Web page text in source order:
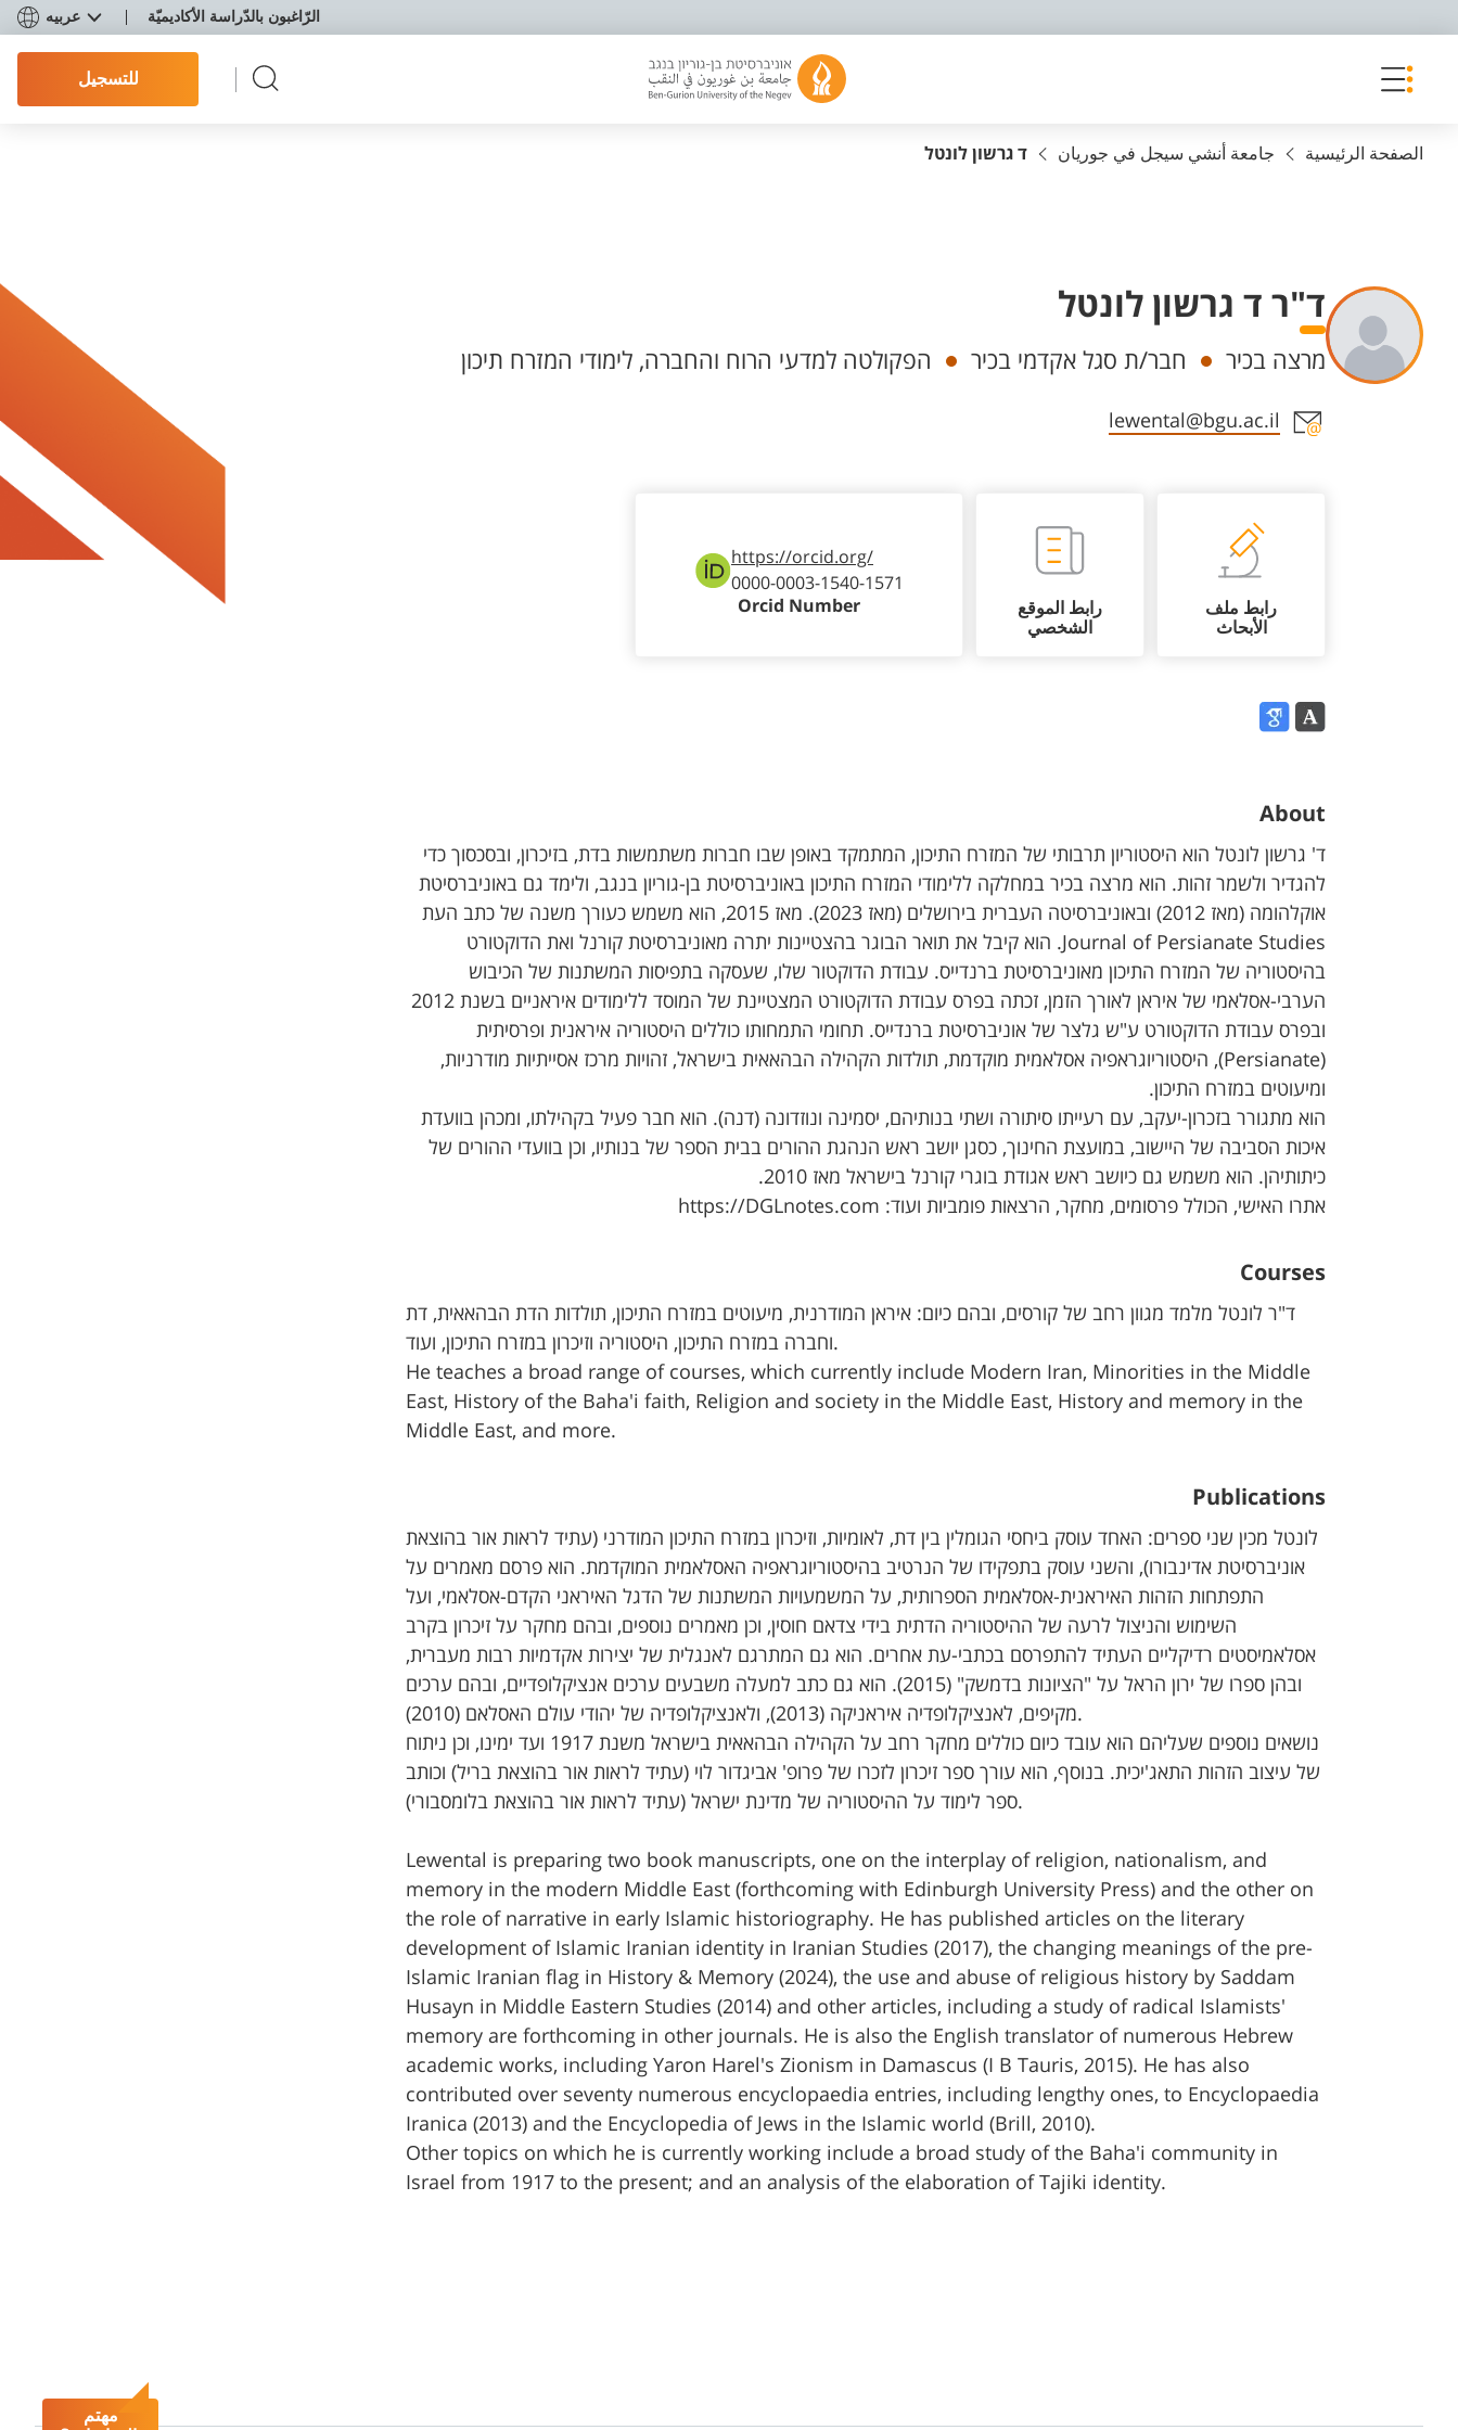
الرّاغبون بالدّراسة الأكاديميّة عربيه
للتسجيل
مهتم
الصفحة الرئيسية جامعة أنشي سيجل في جوريان ד גרשון לונטל
ד"ר ד גרשון לונטל
Departments
מרצה בכיר חבר/ת סגל אקדמי בכיר הפקולטה למדעי הרוח והחברה, לימודי המזרח תיכון
Staff member contact section
lewental@bgu.ac.il
رابط ملف
الأبحاث
رابط الموقع
الشخصي
https://orcid.org/
0000-0003-1540-1571
Orcid Number
About
ד' גרשון לונטל הוא היסטוריון תרבותי של המזרח התיכון, המתמקד באופן שבו חברות משתמשות בדת, בזיכרון, ובסכסוך כדי
להגדיר ולשמר זהות. הוא מרצה בכיר במחלקה ללימודי המזרח התיכון באוניברסיטת בן-גוריון בנגב, ולימד גם באוניברסיטת
אוקלהומה (מאז 2012) ובאוניברסיטה העברית בירושלים (מאז 2023). מאז 2015, הוא משמש כעורך משנה של כתב העת
Journal of Persianate Studies. הוא קיבל את תואר הבוגר בהצטיינות יתרה מאוניברסיטת קורנל ואת הדוקטורט
בהיסטוריה של המזרח התיכון מאוניברסיטת ברנדייס. עבודת הדוקטור שלו, שעסקה בתפיסות המשתנות של הכיבוש
הערבי-אסלאמי של איראן לאורך הזמן, זכתה בפרס עבודת הדוקטורט המצטיינת של המוסד ללימודים איראניים בשנת 2012
ובפרס עבודת הדוקטורט ע"ש גלצר של אוניברסיטת ברנדייס. תחומי התמחותו כוללים היסטוריה איראנית ופרסיתית
(Persianate), היסטוריוגראפיה אסלאמית מוקדמת, תולדות הקהילה הבהאאית בישראל, זהויות מרכז אסייתיות מודרניות,
ומיעוטים במזרח התיכון.
הוא מתגורר בזכרון-יעקב, עם רעייתו סיתורה ושתי בנותיהם, יסמינה ונוזדונה (דנה). הוא חבר פעיל בקהילתו, ומכהן בוועדת
איכות הסביבה של היישוב, במועצת החינוך, כסגן יושב ראש הנהגת ההורים בבית הספר של בנותיו, וכן בוועדי ההורים של
כיתותיהן. הוא משמש גם כיושב ראש אגודת בוגרי קורנל בישראל מאז 2010.
אתרו האישי, הכולל פרסומים, מחקר, הרצאות פומביות ועוד: https://DGLnotes.com
Courses
ד"ר לונטל מלמד מגוון רחב של קורסים, ובהם כיום: איראן המודרנית, מיעוטים במזרח התיכון, תולדות הדת הבהאאית, דת
וחברה במזרח התיכון, היסטוריה וזיכרון במזרח התיכון, ועוד.
He teaches a broad range of courses, which currently include Modern Iran, Minorities in the Middle
East, History of the Baha'i faith, Religion and society in the Middle East, History and memory in the
Middle East, and more.
Publications
לונטל מכין שני ספרים: האחד עוסק ביחסי הגומלין בין דת, לאומיות, וזיכרון במזרח התיכון המודרני (עתיד לראות אור בהוצאת
אוניברסיטת אדינבורו), והשני עוסק בתפקידו של הנרטיב בהיסטוריוגראפיה האסלאמית המוקדמת. הוא פרסם מאמרים על
התפתחות הזהות האיראנית-אסלאמית הספרותית, על המשמעויות המשתנות של הדגל האיראני הקדם-אסלאמי, ועל
השימוש והניצול לרעה של ההיסטוריה הדתית בידי צדאם חוסין, וכן מאמרים נוספים, ובהם מחקר על זיכרון בקרב
אסלאמיסטים רדיקליים העתיד להתפרסם בכתבי-עת אחרים. הוא גם המתרגם לאנגלית של יצירות אקדמיות רבות מעברית,
ובהן ספרו של ירון הראל על "הציונות בדמשק" (2015). הוא גם כתב למעלה משבעים ערכים אנציקלופדיים, ובהם ערכים
מקיפים, לאנציקלופדיה איראניקה (2013), ולאנציקלופדיה של יהודי עולם האסלאם (2010).
נושאים נוספים שעליהם הוא עובד כיום כוללים מחקר רחב על הקהילה הבהאאית בישראל משנת 1917 ועד ימינו, וכן ניתוח
של עיצוב הזהות התאג'יכית. בנוסף, הוא עורך ספר זיכרון לזכרו של פרופ' אביגדור לוי (עתיד לראות אור בהוצאת בריל) וכותב
ספר לימוד על ההיסטוריה של מדינת ישראל (עתיד לראות אור בהוצאת בלומסבורי).
Lewental is preparing two book manuscripts, one on the interplay of religion, nationalism, and
memory in the modern Middle East (forthcoming with Edinburgh University Press) and the other on
the role of narrative in early Islamic historiography. He has published articles on the literary
development of Islamic Iranian identity in Iranian Studies (2017), the changing meanings of the pre-
Islamic Iranian flag in History & Memory (2024), the use and abuse of religious history by Saddam
Husayn in Middle Eastern Studies (2014) and other articles, including a study of radical Islamists'
memory are forthcoming in other journals. He is also the English translator of numerous Hebrew
academic works, including Yaron Harel's Zionism in Damascus (I B Tauris, 2015). He has also
contributed over seventy numerous encyclopaedia entries, including lengthy ones, to Encyclopaedia
Iranica (2013) and the Encyclopedia of Jews in the Islamic world (Brill, 2010).
Other topics on which he is currently working include a broad study of the Baha'i community in
Israel from 1917 to the present; and an analysis of the elaboration of Tajiki identity.